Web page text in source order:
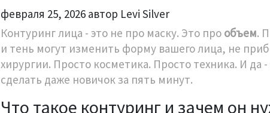
февраля 25, 2026 автор Levi Silver
Контуринг лица - это не про маску. Это про объем.
и тень могут изменить форму вашего лица, не
хирургии. Просто косметика. Просто техника. И да
сделать даже новичок за пять минут.
Что такое контуринг и зачем он